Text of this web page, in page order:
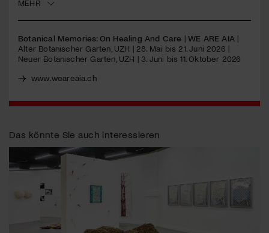
MEHR
Botanical Memories: On Healing And Care | WE ARE AIA|
Alter Botanischer Garten, UZH | 28. Mai bis 21. Juni 2026 |
Neuer Botanischer Garten, UZH | 3. Juni bis 11. Oktober 2026
www.weareaia.ch
Das könnte Sie auch interessieren